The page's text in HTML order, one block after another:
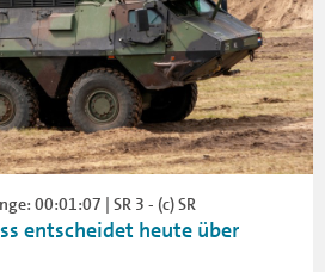
00:01:07 | SR 3 - (c) SR
entscheidet heute über